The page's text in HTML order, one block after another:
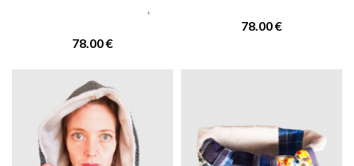
,
78.00€
78.00€